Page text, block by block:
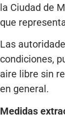
la Ciudad de
que
Las
condiciones,
aire libre sin
en general.
Medidas